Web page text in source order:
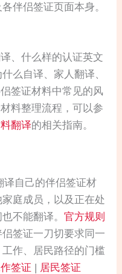
伴侣签证页面本身。
、什么样的认证英文
么自译、家人翻译、
签证材料中常见的风
料整理流程，可以参
翻译的相关指南。
译自己的伴侣签证材
庭成员，以及正在处
不能翻译。官方规则
签证一刀切要求同一
作、居民路径的门槛
签证 | 居民签证